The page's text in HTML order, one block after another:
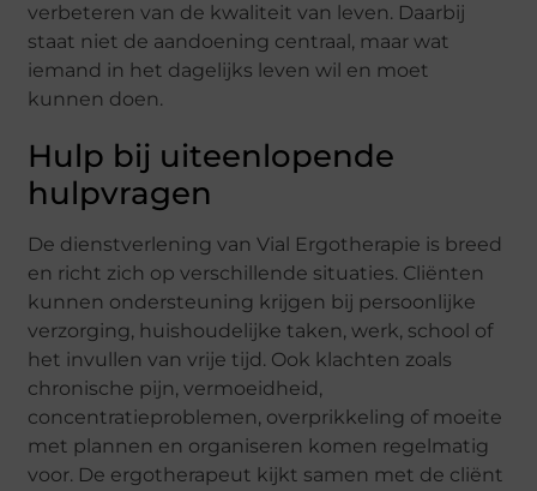
verbeteren van de kwaliteit van leven. Daarbij
staat niet de aandoening centraal, maar wat
iemand in het dagelijks leven wil en moet
kunnen doen.
Hulp bij uiteenlopende
hulpvragen
De dienstverlening van Vial Ergotherapie is breed
en richt zich op verschillende situaties. Cliënten
kunnen ondersteuning krijgen bij persoonlijke
verzorging, huishoudelijke taken, werk, school of
het invullen van vrije tijd. Ook klachten zoals
chronische pijn, vermoeidheid,
concentratieproblemen, overprikkeling of moeite
met plannen en organiseren komen regelmatig
voor. De ergotherapeut kijkt samen met de cliënt